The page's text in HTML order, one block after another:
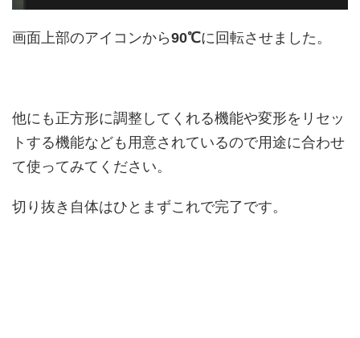
画面上部のアイコンから90℃に回転させました。
他にも正方形に調整してくれる機能や変形をリセッ
トする機能なども用意されているので用途に合わせ
て使ってみてください。
切り抜き自体はひとまずこれで完了です。